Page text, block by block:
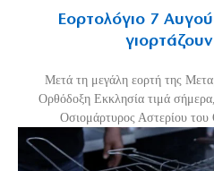
Εορτολόγιο 7
Μετά τη μεγάλη εορτή της
Ορθόδοξη Εκκλησία τιμά
Οσιομάρτυρος Αστερίου του